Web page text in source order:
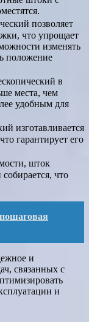
позволяет
что упрощает
изменять
положение
в
места, чем
удобным для
изготавливается
гарантирует его
шток
собирается, что
и
связанных с
и